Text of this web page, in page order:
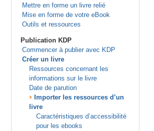
Mettre en forme un livre relié
Mise en forme de votre eBook
Outils et ressources
Publication KDP
Commencer à publier avec KDP
Créer un livre
Ressources concernant les
informations sur le livre
Date de parution
Importer les ressources d’un
livre
Caractéristiques d’accessibilité
pour les ebooks